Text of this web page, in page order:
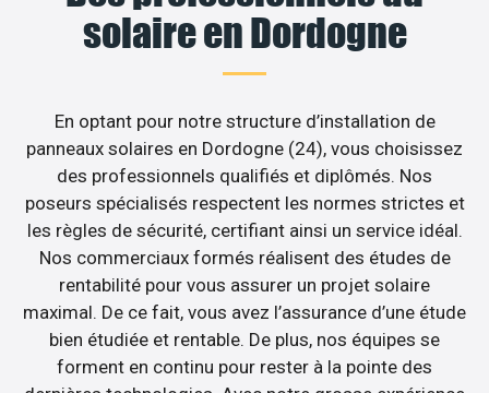
solaire en Dordogne
En optant pour notre structure d’installation de
panneaux solaires en Dordogne (24), vous choisissez
des professionnels qualifiés et diplômés. Nos
poseurs spécialisés respectent les normes strictes et
les règles de sécurité, certifiant ainsi un service idéal.
Nos commerciaux formés réalisent des études de
rentabilité pour vous assurer un projet solaire
maximal. De ce fait, vous avez l’assurance d’une étude
bien étudiée et rentable. De plus, nos équipes se
forment en continu pour rester à la pointe des